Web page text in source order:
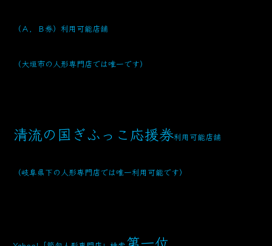
（Ａ，Ｂ券）利用可能店舗
（大垣市の人形専門店では唯一です）
清流の国ぎふっこ応援券利用可能店舗
（岐阜県下の人形専門店では唯一利用可能です）